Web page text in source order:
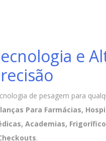
e
de pesagem para
Para Farmácias,
Academias,
.